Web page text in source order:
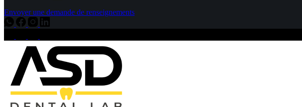
Envoyer une demande de renseignements